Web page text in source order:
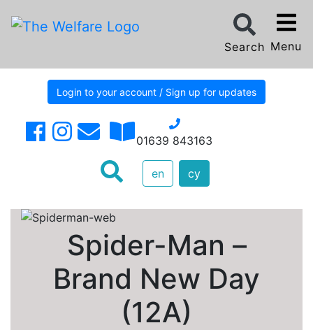
Search Menu
Login to your account / Sign up for updates
01639 843163
en cy
Spider-Man –
Brand New Day
(12A)